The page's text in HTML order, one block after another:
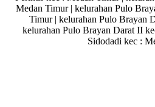
Medan Timur | kelurahan Pulo
Timur | kelurahan Pulo Brayan
kelurahan Pulo Brayan Darat II
Sidodadi kec :